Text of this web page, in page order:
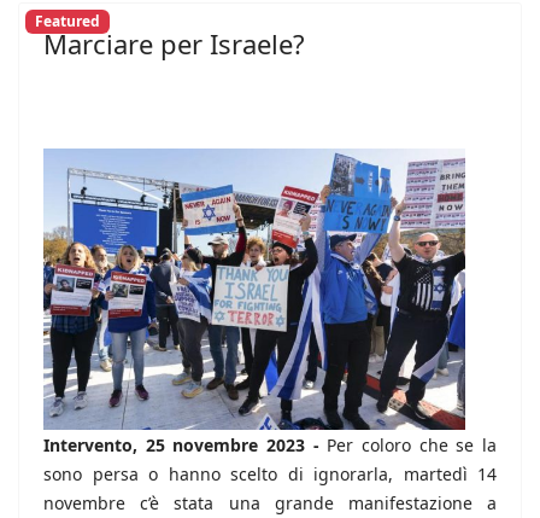
Featured
Marciare per Israele?
Intervento, 25 novembre 2023 - Per coloro che se la
sono persa o hanno scelto di ignorarla, martedì 14
novembre c’è stata una grande manifestazione a